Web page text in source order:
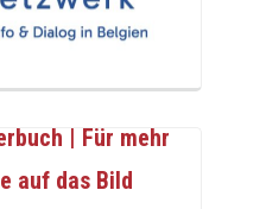
| Für mehr
auf das Bild